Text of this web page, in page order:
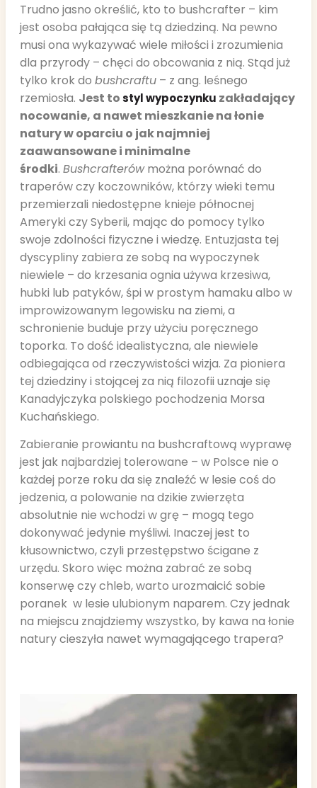
Trudno jasno określić, kto to bushcrafter – kim
jest osoba pałająca się tą dziedziną. Na pewno
musi ona wykazywać wiele miłości i zrozumienia
dla przyrody – chęci do obcowania z nią. Stąd już
tylko krok do bushcraftu – z ang. leśnego
rzemiosła. Jest tostyl wypoczynku zakładający
nocowanie, a nawet mieszkanie na łonie
natury w oparciu o jak najmniej
zaawansowane i minimalne
środki. Bushcrafterówmożna porównać do
traperów czy koczowników, którzy wieki temu
przemierzali niedostępne knieje północnej
Ameryki czy Syberii, mając do pomocy tylko
swoje zdolności fizyczne i wiedzę. Entuzjasta tej
dyscypliny zabiera ze sobą na wypoczynek
niewiele – do krzesania ognia używa krzesiwa,
hubki lub patyków, śpi w prostym hamaku albo w
improwizowanym legowisku na ziemi, a
schronienie buduje przy użyciu poręcznego
toporka. To dość idealistyczna, ale niewiele
odbiegająca od rzeczywistości wizja. Za pioniera
tej dziedziny i stojącej za nią filozofii uznaje się
Kanadyjczyka polskiego pochodzenia Morsa
Kuchańskiego.
Zabieranie prowiantu na bushcraftową wyprawę
jest jak najbardziej tolerowane – w Polsce nie o
każdej porze roku da się znaleźć w lesie coś do
jedzenia, a polowanie na dzikie zwierzęta
absolutnie nie wchodzi w grę – mogą tego
dokonywać jedynie myśliwi. Inaczej jest to
kłusownictwo, czyli przestępstwo ścigane z
urzędu. Skoro więc można zabrać ze sobą
konserwę czy chleb, warto urozmaicić sobie
poranek w lesie ulubionym naparem. Czy jednak
na miejscu znajdziemy wszystko, by kawa na łonie
natury cieszyła nawet wymagającego trapera?